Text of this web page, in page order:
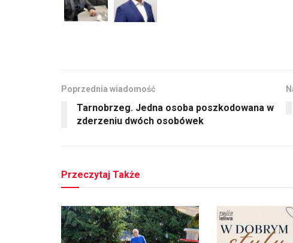
Poprzednia wiadomość
Tarnobrzeg. Jedna osoba poszkodowana w
zderzeniu dwóch osobówek
Przeczytaj Także